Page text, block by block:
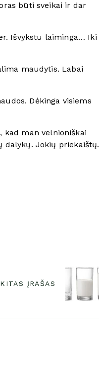
būti sveikai ir dar
Išvykstu laiminga… Iki
maudytis. Labai
Dėkinga visiems
kad man velnioniškai
dalykų. Jokių priekaištų.
KITAS ĮRAŠAS